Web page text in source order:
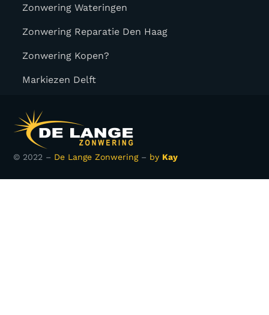
Zonwering Wateringen
Zonwering Reparatie Den Haag
Zonwering Kopen?
Markiezen Delft
© 2022 – De Lange Zonwering– by Kay